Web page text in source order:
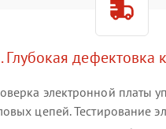
Глубокая дефектовка
электронной платы
цепей. Тестирование